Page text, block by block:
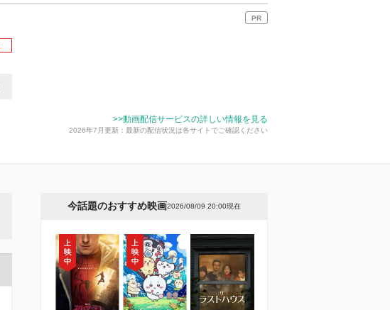
PR
>>動画配信サービスの詳しい情報を見る
2026年7月更新：最新の配信状況は各サイトでご確認ください
今話題のおすすめ映画2026/08/09 20:00現在